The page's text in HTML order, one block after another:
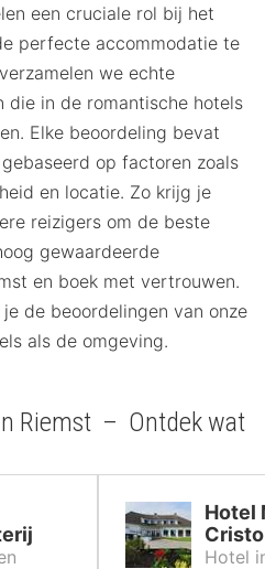
een cruciale rol bij het
perfecte accommodatie te
we echte
die in de romantische hotels
Elke beoordeling bevat
op factoren zoals
en locatie. Zo krijg je
reizigers om de beste
gewaardeerde
en boek met vertrouwen.
de beoordelingen van onze
als de omgeving.
Riemst – Ontdek wat
Hotel
Cristo
Hotel